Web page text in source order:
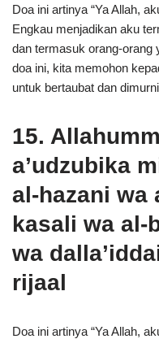
Doa ini artinya “Ya Allah,
Engkau menjadikan aku
dan termasuk orang-orang
doa ini, kita memohon
untuk bertaubat dan
15.
a’udzubika
al-hazani wa
kasali wa al-
wa
rijaal
Doa ini artinya “Ya Allah,